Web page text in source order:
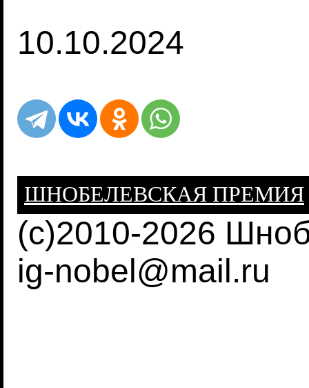
10.10.2024
ШНОБЕЛЕВСКАЯ ПРЕМИЯ
(c)2010-2026
ig-nobel@mail.ru